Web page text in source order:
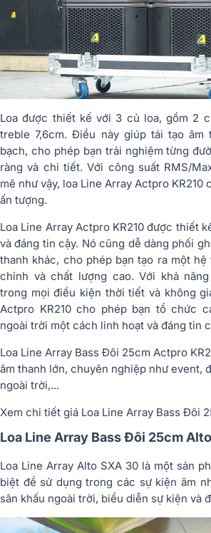
Loa được thiết kế với 3 củ loa, gồm 2
treble 7,6cm. Điều này giúp tái tạo âm
bạch, cho phép bạn trải nghiệm từng
ràng và chi tiết. Với công suất RMS/
mẽ như vậy, loa Line Array Actpro
ấn tượng.
Loa Line Array Actpro KR210 được thiết
và đáng tin cậy. Nó cũng dễ dàng phối
thanh khác, cho phép bạn tạo ra một hệ
chỉnh và chất lượng cao. Với khả
trong mọi điều kiện thời tiết và không
Actpro KR210 cho phép bạn tổ chức
ngoài trời một cách linh hoạt và đáng tin
Loa Line Array Bass Đôi 25cm Actpro
âm thanh lớn, chuyên nghiệp như event,
ngoài trời,...
Xem chi tiết giá Loa Line Array Bass Đôi
Loa Line Array Bass Đôi 25cm
Loa Line Array Alto SXA 30 là một sản
biệt để sử dụng trong các sự kiện âm
sân khấu ngoài trời, biểu diễn sự kiện và